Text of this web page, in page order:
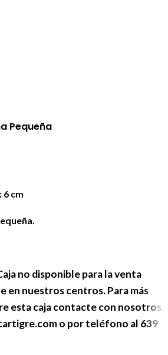
Pequeña
6 cm
no disponible para la venta
en nuestros centros. Para más
esta caja contacte con nosotros
o por teléfono al 639